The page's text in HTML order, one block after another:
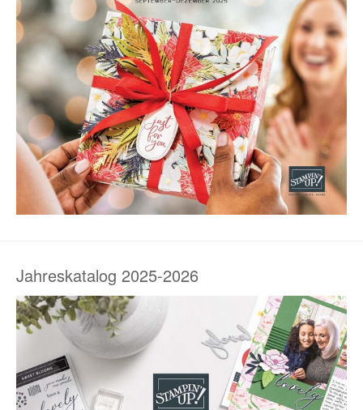
Jahreskatalog 2025-2026